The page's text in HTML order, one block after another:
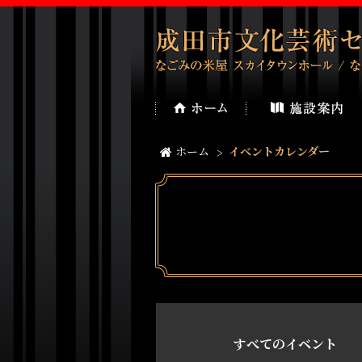
ホーム イベントカレンダー
すべてのイベント